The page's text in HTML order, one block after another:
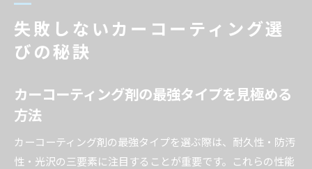
失敗しないカーコーティング選
びの秘訣
カーコーティング剤の最強タイプを見極める
方法
カーコーティング剤の最強タイプを選ぶ際は、耐久性・防汚
性・光沢の三要素に注目することが重要です。これらの性能